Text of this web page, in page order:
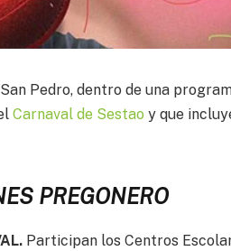
Pedro, dentro de una
Carnaval de Sestao y que
PREGONERO
Participan los Centros